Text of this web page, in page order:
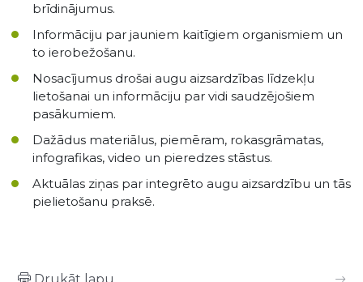
brīdinājumus.
Informāciju par jauniem kaitīgiem organismiem un
to ierobežošanu.
Nosacījumus drošai augu aizsardzības līdzekļu
lietošanai un informāciju par vidi saudzējošiem
pasākumiem.
Dažādus materiālus, piemēram, rokasgrāmatas,
infografikas, video un pieredzes stāstus.
Aktuālas ziņas par integrēto augu aizsardzību un tās
pielietošanu praksē.